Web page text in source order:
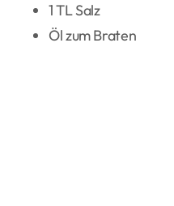
1 TL Salz
Öl zum Braten